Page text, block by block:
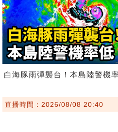
白海豚雨彈襲台！本島陸警機
直播時間：2026/08/08 20:40